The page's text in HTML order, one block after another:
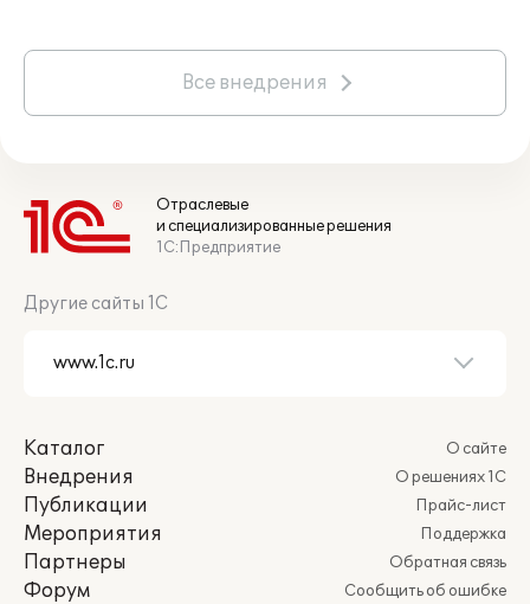
Все внедрения
Отраслевые
и специализированные решения
1С:Предприятие
Другие сайты 1С
Каталог
Внедрения
Публикации
Мероприятия
Партнеры
Форум
О сайте
О решениях 1С
Прайс-лист
Поддержка
Обратная связь
Сообщить об ошибке